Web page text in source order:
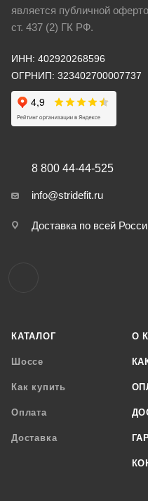
является публичной
ст. 437 (2) ГК РФ.
ИНН: 402920268596
ОГРНИП: 323402700007737
КАТАЛОГ
Шоссе
Как купить
Оплата
Доставка
О
8 800 44-44-525
info@stridefit.ru
Доставка по всей